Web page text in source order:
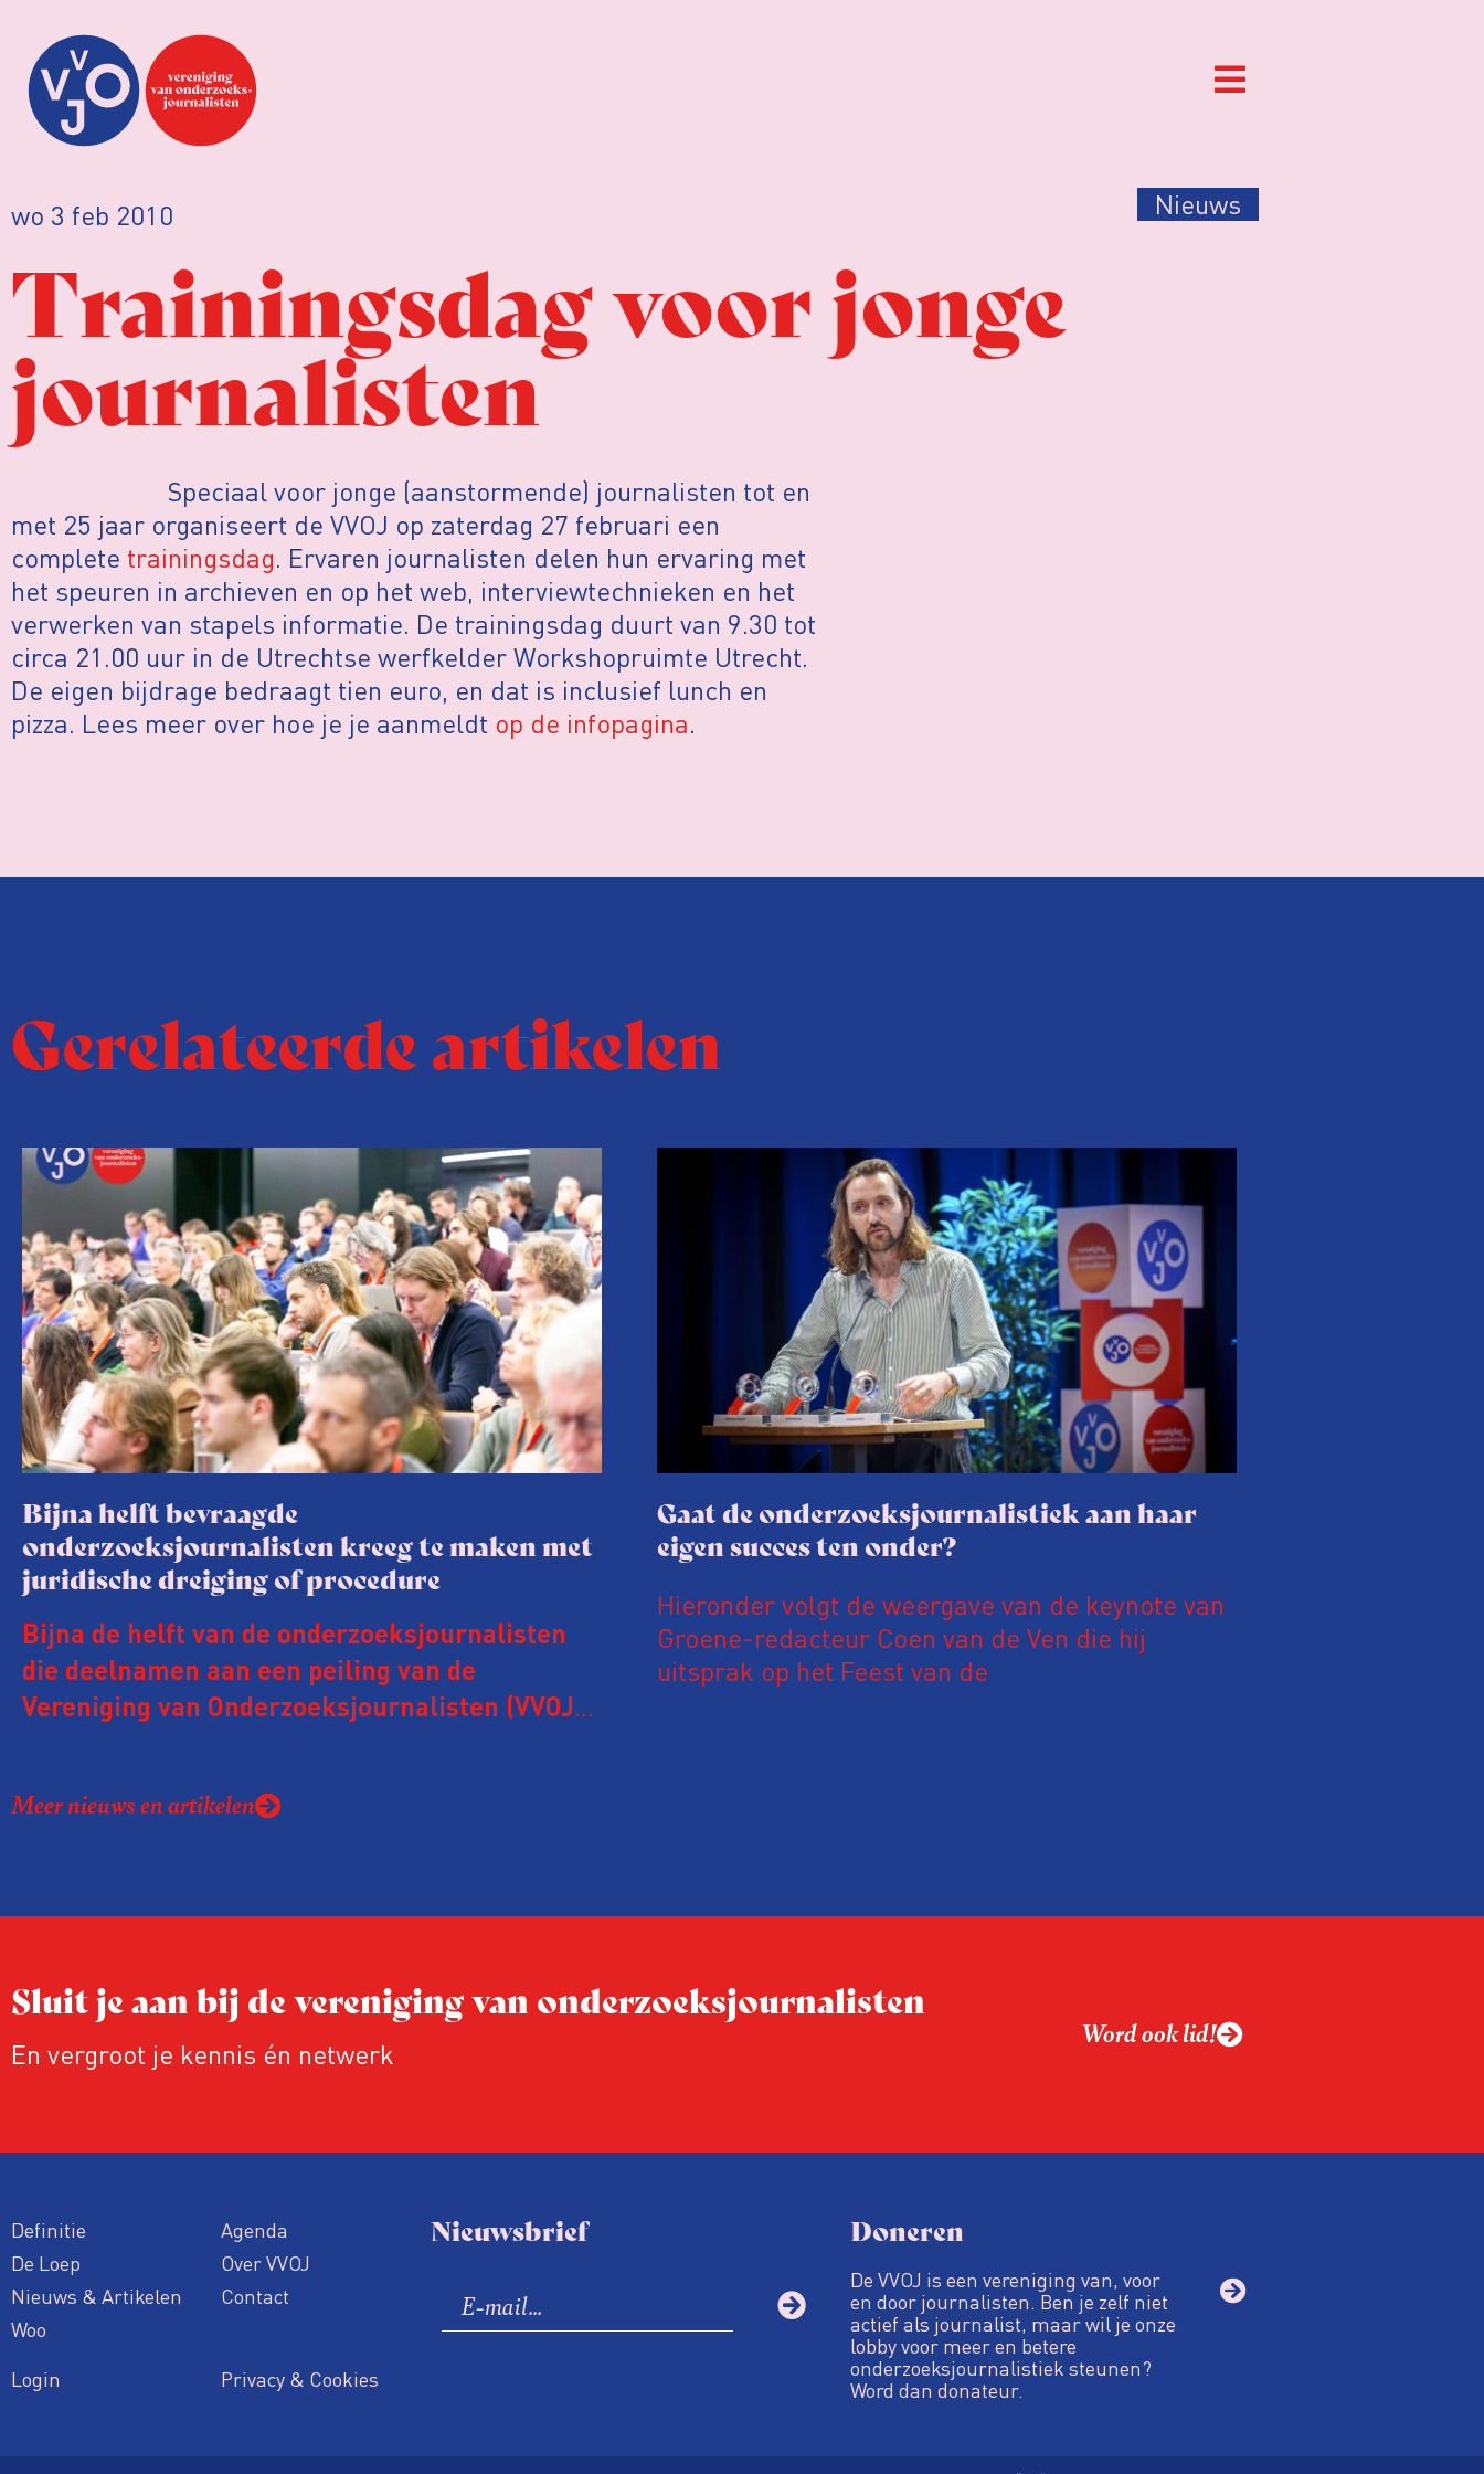
wo 3 feb 2010 Nieuws
Trainingsdag voor jonge
journalisten
Speciaal voor jonge (aanstormende) journalisten tot en
met 25 jaar organiseert de VVOJ op zaterdag 27 februari een
complete trainingsdag. Ervaren journalisten delen hun ervaring met
het speuren in archieven en op het web, interviewtechnieken en het
verwerken van stapels informatie. De trainingsdag duurt van 9.30 tot
circa 21.00 uur in de Utrechtse werfkelder Workshopruimte Utrecht.
De eigen bijdrage bedraagt tien euro, en dat is inclusief lunch en
pizza. Lees meer over hoe je je aanmeldt op de infopagina.
Gerelateerde artikelen
Bijna helft bevraagde
onderzoeksjournalisten kreeg te maken met
juridische dreiging of procedure
Bijna de helft van de onderzoeksjournalisten
die deelnamen aan een peiling van de
Vereniging van Onderzoeksjournalisten (VVOJ)
rond het eigen werk. Dat kost journalisten tijd,
Gaat de onderzoeksjournalistiek aan haar
eigen succes ten onder?
Hieronder volgt de weergave van de keynote van
Groene-redacteur Coen van de Ven die hij
uitsprak op het Feest van de
Hoe moet de journalistiek omgaan met een
steeds onverschilligere macht?
Meer nieuws en artikelen
Sluit je aan bij de vereniging van onderzoeksjournalisten
En vergroot je kennis én netwerk
Word ook lid!
Definitie
De Loep
Nieuws & Artikelen
Woo
Agenda
Over VVOJ
Contact
Login Privacy & Cookies
Nieuwsbrief Doneren
De VVOJ is een vereniging van, voor
en door journalisten. Ben je zelf niet
actief als journalist, maar wil je onze
lobby voor meer en betere
onderzoeksjournalistiek steunen?
Word dan donateur.